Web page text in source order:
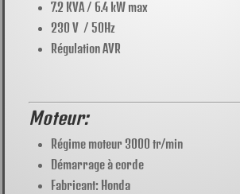
7.2 KVA / 6.4 kW max
230 V / 50Hz
Régulation AVR
Moteur:
Régime moteur 3000 tr/min
Démarrage à corde
Fabricant: Honda